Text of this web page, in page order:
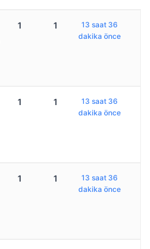
1 1
13 saat 36
dakika önce
1 1
13 saat 36
dakika önce
1 1
13 saat 36
dakika önce